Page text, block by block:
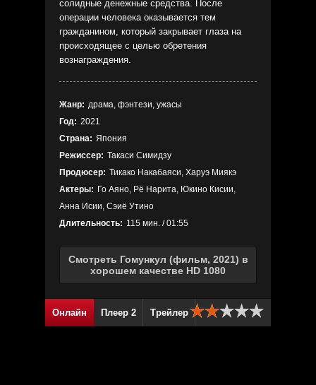
солидные денежные средства. После
операции человека оказывается тем
гражданином, который закрывает глаза на
происходящее с целью обретения
вознаграждения.
Жанр: драма, фэнтези, ужасы
Год: 2021
Страна: Япония
Режиссер: Такаси Симидзу
Продюсер: Тикако Накабаяси, Харуэ Миякэ
Актеры: Го Аяно, Рё Нарита, Юкино Кисии,
Анна Исии, Сэиё Утино
Длительность: 115 мин. / 01:55
Смотреть Гомункул (фильм, 2021) в
хорошем качестве HD 1080
Онлайн Плеер 2 Трейлер